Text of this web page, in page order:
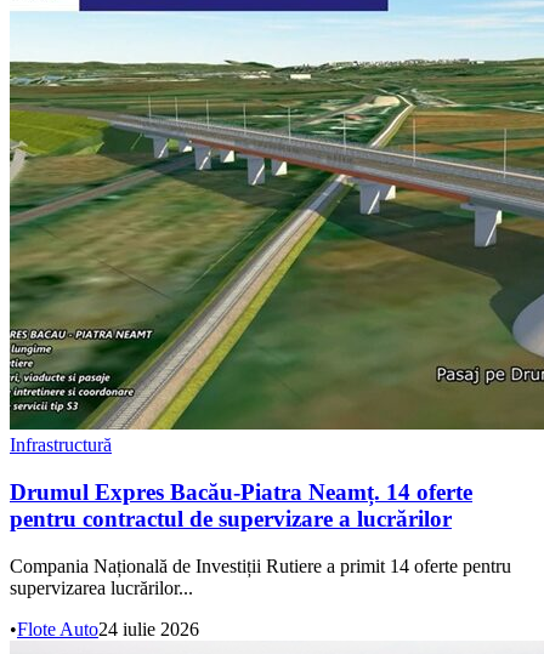
Infrastructură
Drumul Expres Bacău-Piatra Neamț. 14 oferte
pentru contractul de supervizare a lucrărilor
Compania Națională de Investiții Rutiere a primit 14 oferte pentru
supervizarea lucrărilor...
•Flote Auto24 iulie 2026